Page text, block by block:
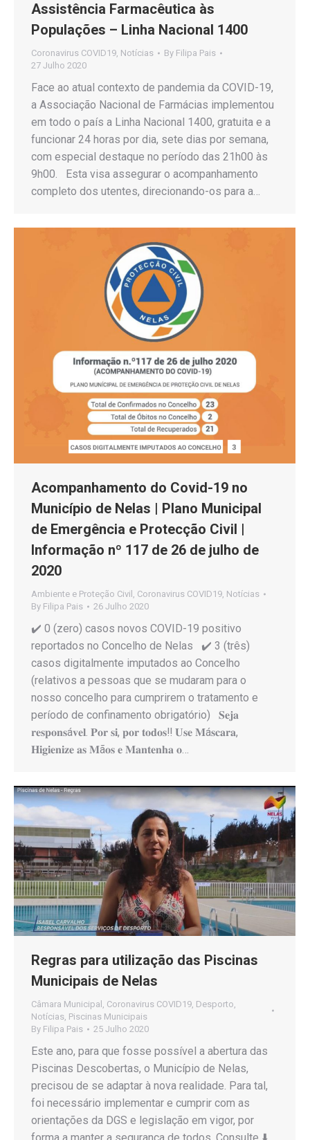
Assistência Farmacêutica às
Populações – Linha Nacional 1400
Coronavirus COVID19, Notícias By Filipa Pais
27 Julho 2020
Face ao atual contexto de pandemia da COVID-19,
a Associação Nacional de Farmácias implementou
em todo o país a Linha Nacional 1400, gratuita e a
funcionar 24 horas por dia, sete dias por semana,
com especial destaque no período das 21h00 às
9h00. Esta visa assegurar o acompanhamento
completo dos utentes, direcionando-os para a…
Acompanhamento do Covid-19 no
Município de Nelas | Plano Municipal
de Emergência e Protecção Civil |
Informação nº 117 de 26 de julho de
2020
Ambiente e Proteção Civil , Coronavirus COVID19, Notícias
By Filipa Pais 26 Julho 2020
✔️ 0 (zero) casos novos COVID-19 positivo
reportados no Concelho de Nelas ✔️ 3 (três)
casos digitalmente imputados ao Concelho
(relativos a pessoas que se mudaram para o
nosso concelho para cumprirem o tratamento e
período de confinamento obrigatório) 𝐒𝐞𝐣𝐚
𝐫𝐞𝐬𝐩𝐨𝐧𝐬á𝐯𝐞𝐥. 𝐏𝐨𝐫 𝐬𝐢, 𝐩𝐨𝐫 𝐭𝐨𝐝𝐨𝐬‼️ 𝐔𝐬𝐞 𝐌á𝐬𝐜𝐚𝐫𝐚,
𝐇𝐢𝐠𝐢𝐞𝐧𝐢𝐳𝐞 𝐚𝐬 𝐌ã𝐨𝐬 𝐞 𝐌𝐚𝐧𝐭𝐞𝐧𝐡𝐚 𝐨…
Regras para utilização das Piscinas
Municipais de Nelas
Câmara Municipal , Coronavirus COVID19, Desporto,
Notícias, Piscinas Municipais
By Filipa Pais 25 Julho 2020
Este ano, para que fosse possível a abertura das
Piscinas Descobertas, o Município de Nelas,
precisou de se adaptar à nova realidade. Para tal,
foi necessário implementar e cumprir com as
orientações da DGS e legislação em vigor, por